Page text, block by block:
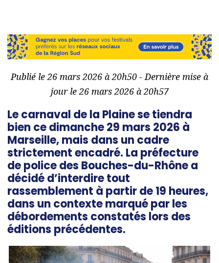
Publié le 26 mars 2026 à 20h50 - Dernière mise à
jour le 26 mars 2026 à 20h57
Le carnaval de la Plaine se tiendra
bien ce dimanche 29 mars 2026 à
Marseille, mais dans un cadre
strictement encadré. La préfecture
de police des Bouches-du-Rhône a
décidé d’interdire tout
rassemblement à partir de 19 heures,
dans un contexte marqué par les
débordements constatés lors des
éditions précédentes.